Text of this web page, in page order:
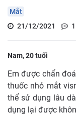
Mắt
21/12/2021
1
Nam, 20 tuổi
Em được chẩn
thuốc nhỏ mắt
thể sử dụng lâu
dụng lại được